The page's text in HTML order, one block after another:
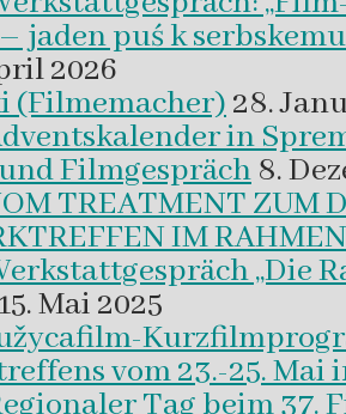
jaden puś k
2026
(Filmemacher)28.
in
Filmgespräch 8.
TREATMENT ZUM
IM
„Die
Mai 2025
vom 23.-25. Mai
Tag beim